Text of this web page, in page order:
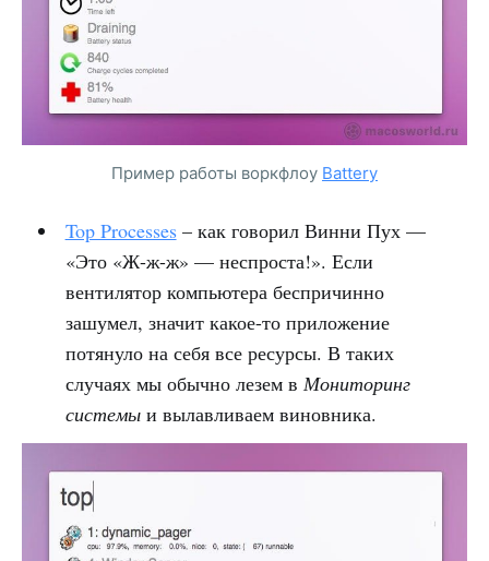
Пример работы воркфлоу Battery
Top Processes– как говорил Винни Пух —
«Это «Ж-ж-ж» — неспроста!». Если
вентилятор компьютера беспричинно
зашумел, значит какое-то приложение
потянуло на себя все ресурсы. В таких
случаях мы обычно лезем в Мониторинг
системыи вылавливаем виновника.